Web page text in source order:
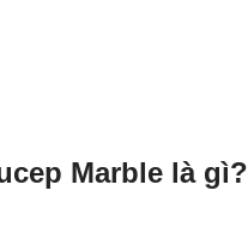
Marble là gì?